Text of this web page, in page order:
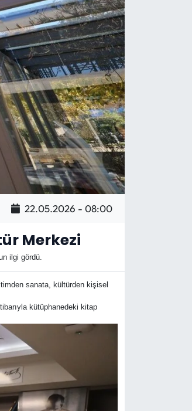
22.05.2026 - 08:00
Merkezi
ilgi gördü.
sanata, kültürden kişisel
kütüphanedeki kitap